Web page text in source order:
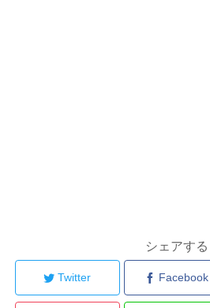
シェアする
Twitter Facebook